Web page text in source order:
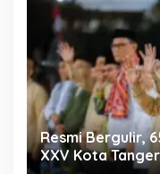
Resmi Bergulir,
XXV Kota